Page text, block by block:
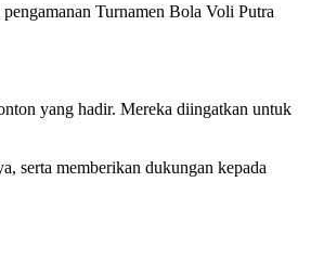
Turnamen Bola Voli Putra
yang hadir. Mereka diingatkan untuk
serta memberikan dukungan kepada